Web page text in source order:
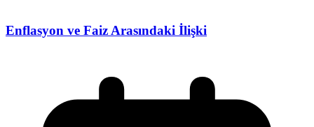
Enflasyon ve Faiz Arasındaki İlişki